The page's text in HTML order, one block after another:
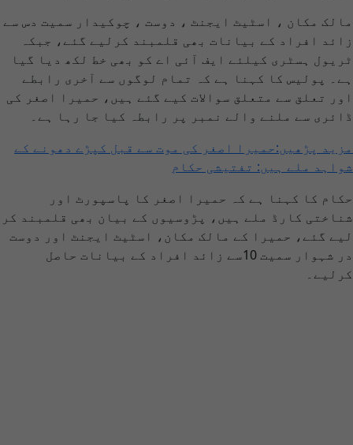
مالک مکان ، اسٹیٹ ایجنٹ ، دوست ، چوکیدار سمیت دس سے
زائد افراد کے بیانات بھی قلمبند کرلیے گئے، جبکہ
ٹریول ہسٹری کیلئے ایف آئی اے کو بھی خط لکھ دیا گیا
ہے۔ پولیس کا کہنا ہے کہ تمام لوگوں سے آخری رابطے
اور تعلق سے متعلق سوالات کیے گئے ہیں، حمیرا اصغر کی
ڈائری سے ملنے والے نمبر پر رابطہ کیا جا رہا ہے۔
مزید پڑھیں:حمیرا اصغر کی موت سے قبل کپڑے دھونے کے
شواہد ملے ہیں: تفتیشی حکام
حکام کا کہنا ہے کہ حمیرا اصغر کا پاسپورٹ اور
شناختی کارڈ ملے ہیں، پڑوسیوں کے بیان بھی قلمبند کر
لیے گئے، حمیرا کے مالک مکان، اسٹیٹ ایجنٹ اور دوست
در شہوار سمیت 10سے زائد افراد کے بیانات حاصل
کرلیے۔